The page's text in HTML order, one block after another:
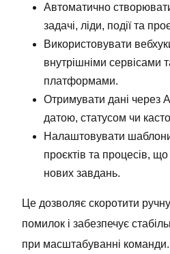
Автоматично
задачі, ліди, події та
Використовувати
внутрішніми сервісами
платформами.
Отримувати дані через
датою, статусом чи
Налаштовувати
проєктів та процесів,
нових завдань.
Це дозволяє скоротити
помилок і забезпечує
при масштабуванні команди.